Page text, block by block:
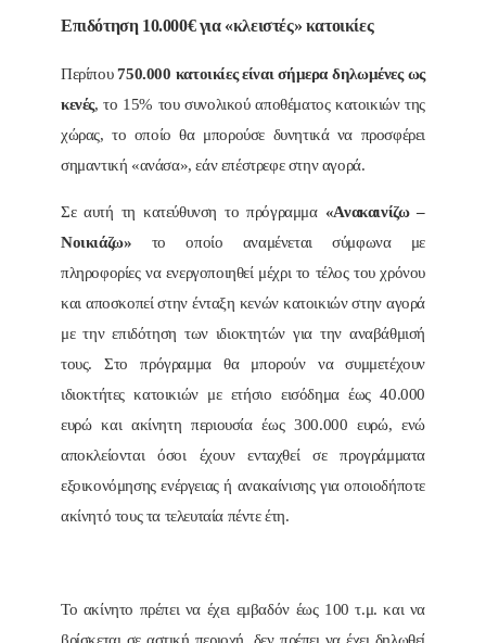
Επιδότηση 10.000€ για «κλειστές» κατοικίες
Περίπου750.000 κατοικίες είναι σήμερα δηλωμένες ως
κενές, το 15% του συνολικού αποθέματος κατοικιών της
χώρας, το οποίο θα μπορούσε δυνητικά να προσφέρει
σημαντική «ανάσα», εάν επέστρεφε στην αγορά.
Σε αυτή τη κατεύθυνση το πρόγραμμα «Ανακαινίζω –
Νοικιάζω» το οποίο αναμένεται σύμφωνα με
πληροφορίες να ενεργοποιηθεί μέχρι το τέλος του χρόνου
και αποσκοπεί στην ένταξη κενών κατοικιών στην αγορά
με την επιδότηση των ιδιοκτητών για την αναβάθμισή
τους. Στο πρόγραμμα θα μπορούν να συμμετέχουν
ιδιοκτήτες κατοικιών με ετήσιο εισόδημα έως 40.000
ευρώ και ακίνητη περιουσία έως 300.000 ευρώ, ενώ
αποκλείονται όσοι έχουν ενταχθεί σε προγράμματα
εξοικονόμησης ενέργειας ή ανακαίνισης για οποιοδήποτε
ακίνητό τους τα τελευταία πέντε έτη.
Το ακίνητο πρέπει να έχει εμβαδόν έως 100 τ.μ. και να
βρίσκεται σε αστική περιοχή, δεν πρέπει να έχει δηλωθεί